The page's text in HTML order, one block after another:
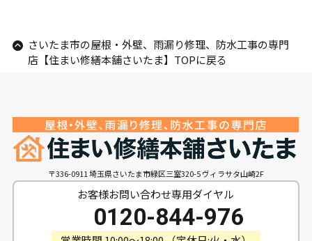
さいたま市の屋根・外壁、雨漏り修理、防水工事の専門
店【住まい修繕本舗さいたま】TOPに戻る
〒336-0911 埼玉県さいたま市緑区三室320-5 ヴィラサタ山崎2F
お客様お問い合わせ専用ダイヤル
0120-844-976